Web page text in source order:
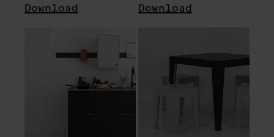
Download Download